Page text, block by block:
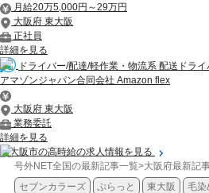
月給20万5,000円～29万円
大阪府 東大阪
正社員
詳細を見る
ドライバー/配達/軽作業・物流系 配送ドラ
アマゾンジャパン合同会社 Amazon flex
大阪府 東大阪
業務委託
詳細を見る
東大阪市の高時給の求人情報を見る
号外NET全国の最新記事一覧>大阪府最新記
セブンカラーズ
ぷらっと 東大阪 毛染